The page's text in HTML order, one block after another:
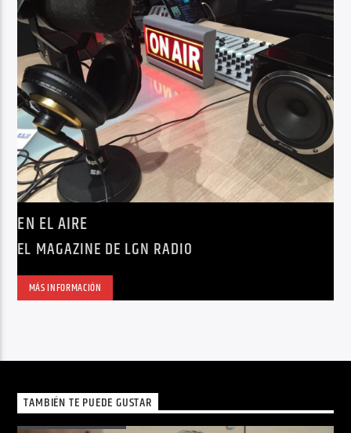
EN EL AIRE
EL MAGAZINE DE LGN RADIO
MÁS INFORMACIÓN
TAMBIÉN TE PUEDE GUSTAR